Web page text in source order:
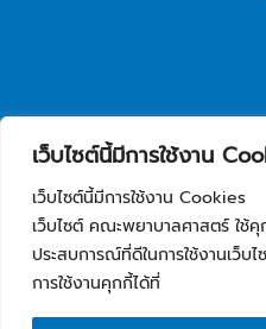
เว็บไซต์นี้มีการใช้งาน
เว็บไซต์นี้มีการใช้งาน Cookies
เว็บไซต์ คณะพยาบาลศาสตร์ ใช้
ประสบการณ์ที่ดีในการใช้งานเว็บ
การใช้งานคุกกี้ได้ที่